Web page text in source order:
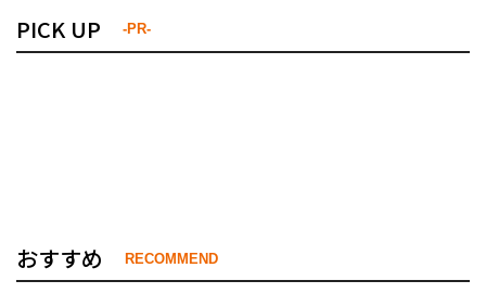
PICK UP -PR-
おすすめ RECOMMEND